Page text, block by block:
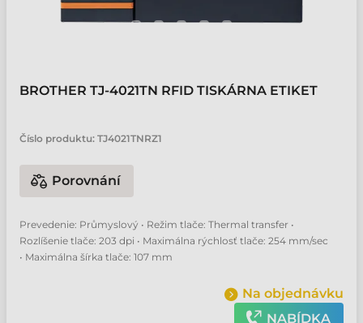
BROTHER TJ-4021TN RFID TISKÁRNA ETIKET
Číslo produktu: TJ4021TNRZ1
Porovnání
Prevedenie: Průmyslový • Režim tlače: Thermal transfer •
Rozlíšenie tlače: 203 dpi • Maximálna rýchlosť tlače: 254 mm/sec
• Maximálna šírka tlače: 107 mm
Na objednávku
NABÍDKA